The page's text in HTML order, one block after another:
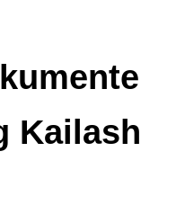
Kailash